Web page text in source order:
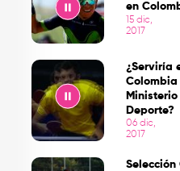
en
15 dic,
2017
Play
¿Serviría
Colombia
Ministerio
Deporte?
06 dic,
2017
Selección